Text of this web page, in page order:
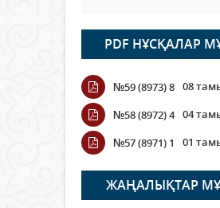
Open Air: Қызылорда
облысы полиция
департаменті 20
астам көрерменнің
қауіпсіздігін
ҚАЛАЙ ӨТЕДІ?
06 тамыз 2026 ж. 263
PDF НҰСҚАЛАР
№59 (8973) 8 08
№58 (8972) 4 04
№57 (8971) 1
01
ЖАҢАЛЫҚТАР